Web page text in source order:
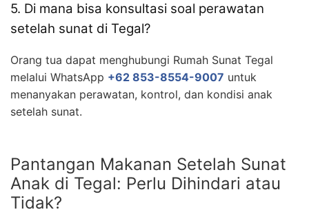
5. Di mana bisa konsultasi soal perawatan
setelah sunat di Tegal?
Orang tua dapat menghubungi Rumah Sunat Tegal
melalui WhatsApp +62 853-8554-9007 untuk
menanyakan perawatan, kontrol, dan kondisi anak
setelah sunat.
Pantangan Makanan Setelah Sunat
Anak di Tegal: Perlu Dihindari atau
Tidak?